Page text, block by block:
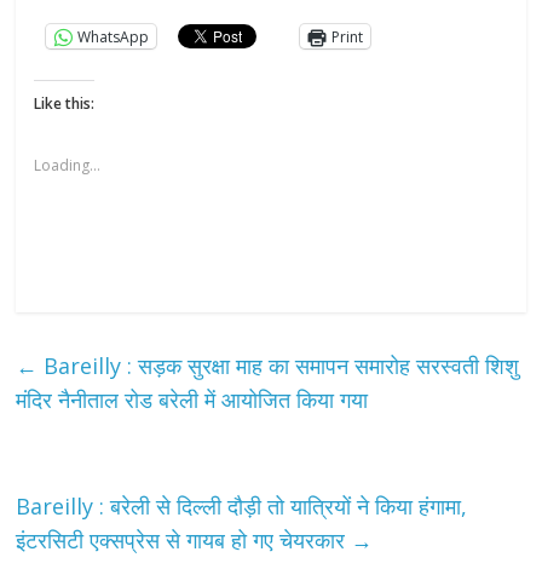
WhatsApp Print
Like this:
Loading...
← Bareilly : सड़क सुरक्षा माह का समापन समारोह सरस्वती शिशु
मंदिर नैनीताल रोड बरेली में आयोजित किया गया
Bareilly : बरेली से दिल्ली दौड़ी तो यात्रियों ने किया हंगामा,
इंटरसिटी एक्सप्रेस से गायब हो गए चेयरकार →